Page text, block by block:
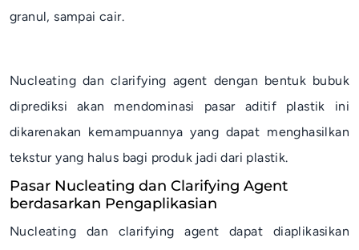
granul, sampai cair.
Nucleating dan clarifying agent dengan bentuk bubuk
diprediksi akan mendominasi pasar aditif plastik ini
dikarenakan kemampuannya yang dapat menghasilkan
tekstur yang halus bagi produk jadi dari plastik.
Pasar Nucleating dan Clarifying Agent
berdasarkan Pengaplikasian
Nucleating dan clarifying agentdapat diaplikasikan